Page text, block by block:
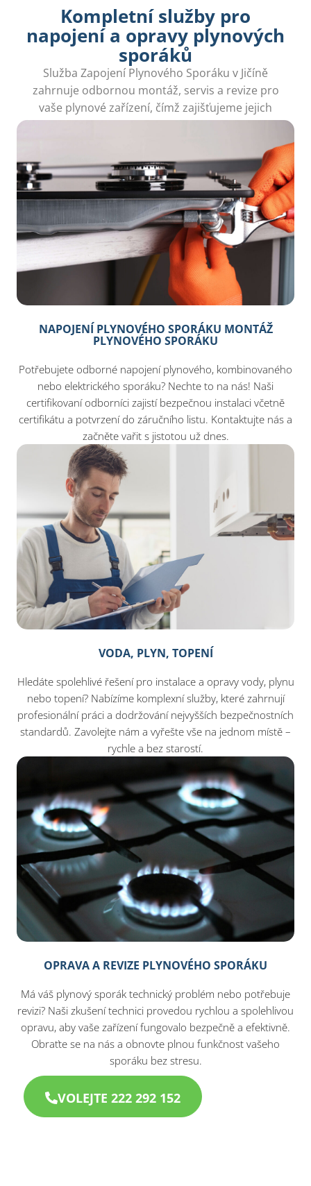
Kompletní služby pro
napojení a opravy plynových
sporáků
Služba Zapojení Plynového Sporáku v Jičíně
zahrnuje odbornou montáž, servis a revize pro
vaše plynové zařízení, čímž zajišťujeme jejich
bezpečný provoz.
NAPOJENÍ PLYNOVÉHO SPORÁKU MONTÁŽ
PLYNOVÉHO SPORÁKU
Potřebujete odborné napojení plynového, kombinovaného
nebo elektrického sporáku? Nechte to na nás! Naši
certifikovaní odborníci zajistí bezpečnou instalaci včetně
certifikátu a potvrzení do záručního listu. Kontaktujte nás a
začněte vařit s jistotou už dnes.
VODA, PLYN, TOPENÍ
Hledáte spolehlivé řešení pro instalace a opravy vody, plynu
nebo topení? Nabízíme komplexní služby, které zahrnují
profesionální práci a dodržování nejvyšších bezpečnostních
standardů. Zavolejte nám a vyřešte vše na jednom místě –
rychle a bez starostí.
OPRAVA A REVIZE PLYNOVÉHO SPORÁKU
Má váš plynový sporák technický problém nebo potřebuje
revizi? Naši zkušení technici provedou rychlou a spolehlivou
opravu, aby vaše zařízení fungovalo bezpečně a efektivně.
Obraťte se na nás a obnovte plnou funkčnost vašeho
sporáku bez stresu.
VOLEJTE 222 292 152